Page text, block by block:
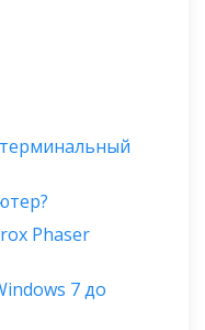
Phaser
7 до